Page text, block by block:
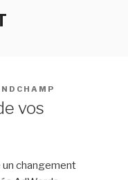
vos
un changement